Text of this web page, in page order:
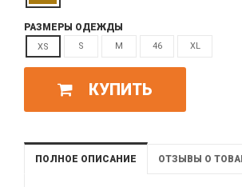
РАЗМЕРЫ ОДЕЖДЫ
XS S M 46 XL
КУПИТЬ
ПОЛНОЕ ОПИСАНИЕ ОТЗЫВЫ О